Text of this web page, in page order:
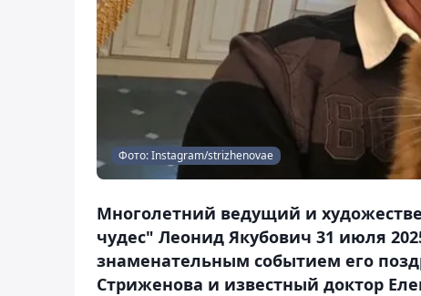
Фото: Instagram/strizhenovae
Многолетний ведущий и
чудес" Леонид Якубович 31 июля
знаменательным событием его
Стриженова и известный доктор